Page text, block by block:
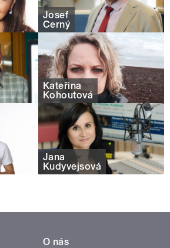
Josef
Černý
Kateřina
Kohoutová
Jana
Kudyvejsová
O nás